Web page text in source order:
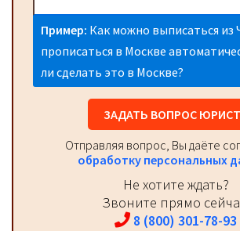
Пример: Как можно выписаться из
прописаться в Москве
ли сделать это в Москве?
ЗАДАТЬ ВОПРОС
Отправляя вопрос, Вы даёте
обработку персональных
Не хотите ждать?
Звоните прямо
8 (800) 301-78-93